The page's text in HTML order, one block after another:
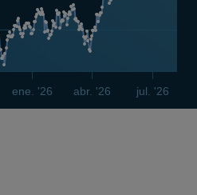
ene. '26 jul. '26
abr. '26